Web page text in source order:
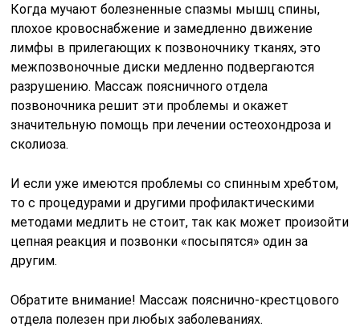
Когда мучают болезненные спазмы мышц спины,
плохое кровоснабжение и замедленно движение
лимфы в прилегающих к позвоночнику тканях, это
межпозвоночные диски медленно подвергаются
разрушению. Массаж поясничного отдела
позвоночника решит эти проблемы и окажет
значительную помощь при лечении остеохондроза и
сколиоза.
И если уже имеются проблемы со спинным хребтом,
то с процедурами и другими профилактическими
методами медлить не стоит, так как может произойти
цепная реакция и позвонки «посыпятся» один за
другим.
Обратите внимание! Массаж пояснично-крестцового
отдела полезен при любых заболеваниях.